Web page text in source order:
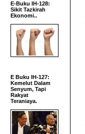
E-Buku IH-128:
Sikit Tazkirah
Ekonomi..
E Buku IH-127:
Kemelut Dalam
Senyum, Tapi
Rakyat
Teraniaya.